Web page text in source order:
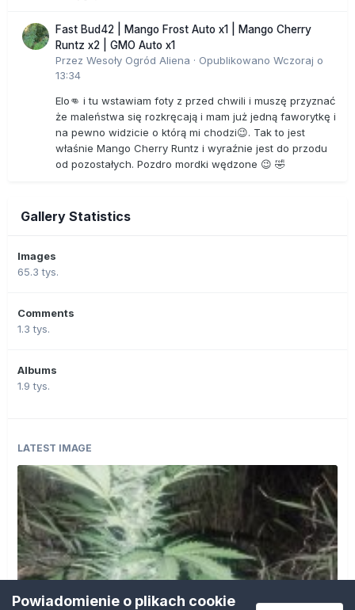
Fast Bud42 | Mango Frost Auto x1 | Mango Cherry
Runtz x2 | GMO Auto x1
Przez Wesoły Ogród Aliena · Opublikowano Wczoraj o
13:34
Elo👊 i tu wstawiam foty z przed chwili i muszę przyznać
że maleństwa się rozkręcają i mam już jedną faworytkę i
na pewno widzicie o którą mi chodzi😉. Tak to jest
właśnie Mango Cherry Runtz i wyraźnie jest do przodu
od pozostałych. Pozdro mordki wędzone 😉 🤣
Gallery Statistics
Images
65.3 tys.
Comments
1.3 tys.
Albums
1.9 tys.
LATEST IMAGE
Powiadomienie o plikach cookie